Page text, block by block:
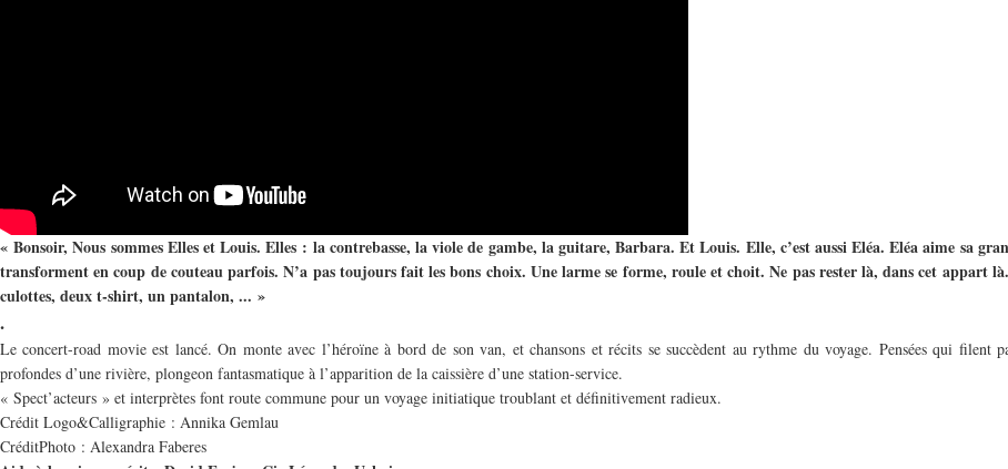
« Bonsoir, Nous sommes Elles et Louis. Elles : la contrebasse, la viole de gambe, la guitare, Barbara. Et Louis. Elle, c’est aussi Eléa. Eléa aime sa
transforment en coup de couteau parfois. N’a pas toujours fait les bons choix. Une larme se forme, roule et choit. Ne pas rester là, dans cet appart
culottes, deux t-shirt, un pantalon, ... »
.
Le concert-road movie est lancé. On monte avec l’héroïne à bord de son van, et chansons et récits se succèdent au rythme du voyage. Pensées qui filent
profondes d’une rivière, plongeon fantasmatique à l’apparition de la caissière d’une station-service.
« Spect’acteurs » et interprètes font route commune pour un voyage initiatique troublant et définitivement radieux.
Crédit Logo&Calligraphie : Annika Gemlau
CréditPhoto : Alexandra Faberes